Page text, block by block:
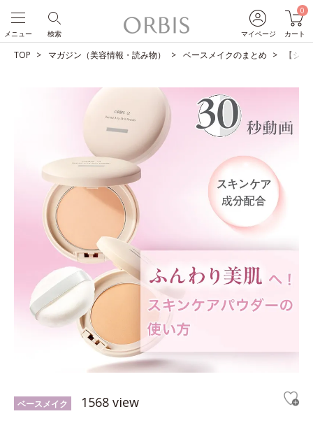
マイページ
0
カート
検索
メニュー
TOP マガジン（美容情報・読み物） ベースメイクのまとめ 【シ
ベースメイク 1568 view